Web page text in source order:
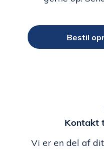
Bestil
Kontakt
Vi er en del af